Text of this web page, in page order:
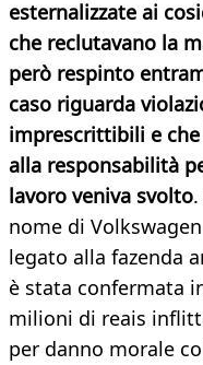
esternalizzate ai
che reclutavano la
però respinto
caso riguarda
imprescrittibili e che
alla responsabilità
lavoro veniva svolto
nome di
legato alla fazenda
è stata confermata
milioni di reais
per danno morale